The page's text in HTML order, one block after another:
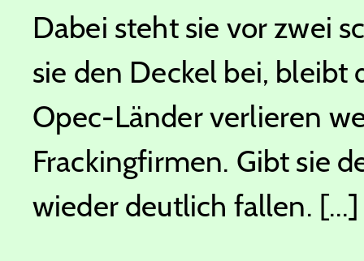
Dabei steht sie vor zwei
sie den Deckel bei, bleibt
Opec-Länder verlieren
Frackingfirmen. Gibt sie
wieder deutlich fallen. [...]